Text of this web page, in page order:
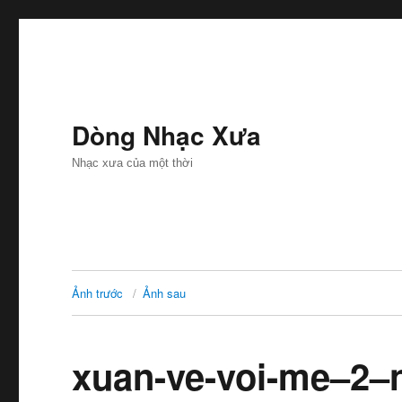
Dòng Nhạc Xưa
Nhạc xưa của một thời
Ảnh trước Ảnh sau
xuan-ve-voi-